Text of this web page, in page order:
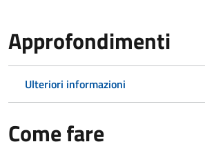
Approfondimenti
Ulteriori informazioni
Come fare